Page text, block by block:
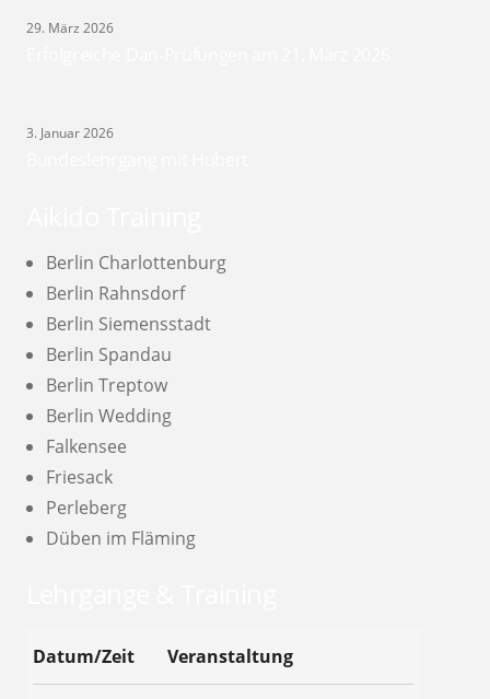
29. März 2026
3. Januar 2026
Berlin Charlottenburg
Berlin Rahnsdorf
Berlin Siemensstadt
Berlin Spandau
Berlin Treptow
Berlin Wedding
Falkensee
Friesack
Perleberg
Düben im Fläming
Datum/Zeit Veranstaltung